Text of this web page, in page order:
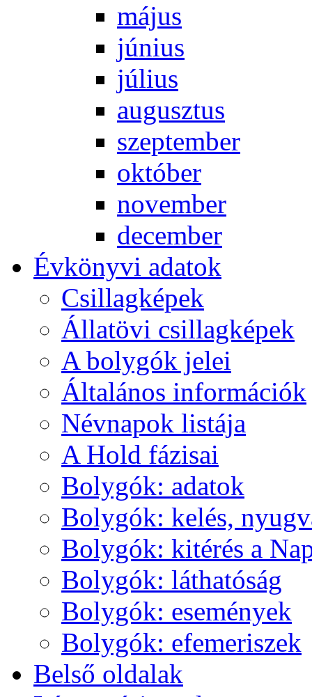
má­jus
jú­ni­us
jú­li­us
au­gusz­tus
szep­tem­ber
ok­tó­ber
no­vem­ber
de­cem­ber
Év­köny­vi ada­tok
Csil­lag­ké­pek
Ál­lat­övi csil­lag­ké­pek
A boly­gók je­lei
Ál­ta­lá­nos in­for­má­ci­ók
Név­na­pok lis­tá­ja
A Hold fá­zi­sai
Boly­gók: ada­tok
Boly­gók: ke­lés,
Boly­gók: ki­té­rés a
Boly­gók: lát­ha­tó­ság
Boly­gók: ese­mé­nyek
Boly­gók: efe­me­ri­szek
Bel­ső ol­da­lak